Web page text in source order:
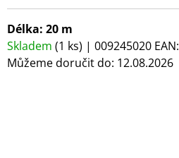
Délka: 20 m
Skladem (1 ks) | 009245020 EAN:
Můžeme doručit do: 12.08.2026